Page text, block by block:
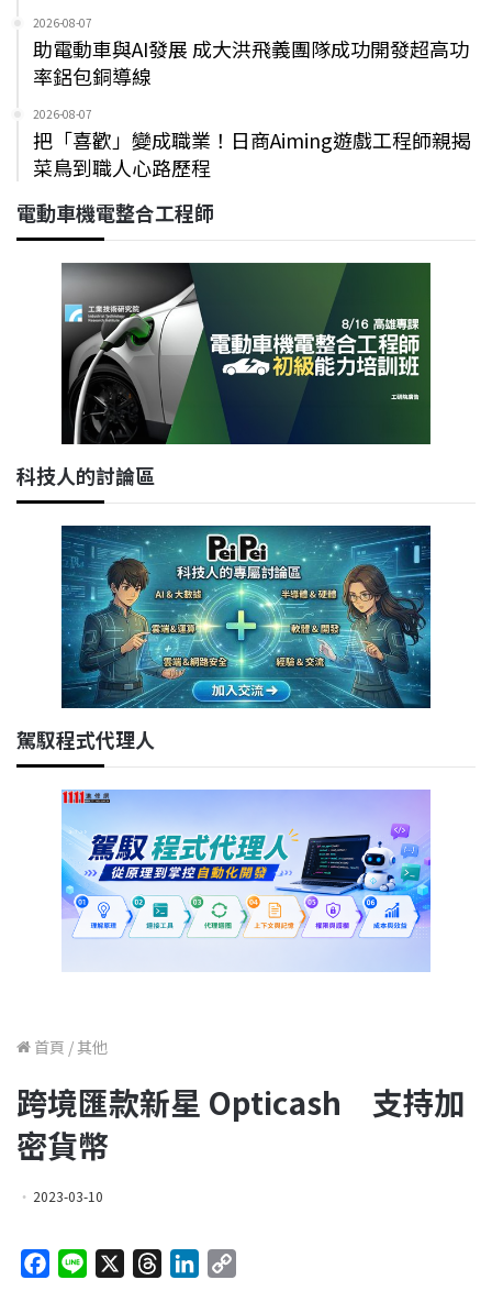
2026-08-07
助電動車與AI發展 成大洪飛義團隊成功開發超高功
率鋁包銅導線
2026-08-07
把「喜歡」變成職業！日商Aiming遊戲工程師親揭
菜鳥到職人心路歷程
電動車機電整合工程師
科技人的討論區
駕馭程式代理人